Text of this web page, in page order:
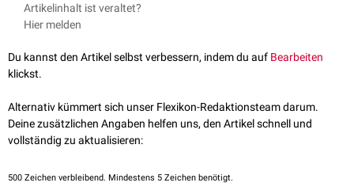
Artikelinhalt ist veraltet?
Hier melden
Du kannst den Artikel selbst verbessern, indem du auf Bearbeiten
klickst.
Alternativ kümmert sich unser Flexikon-Redaktionsteam darum.
Deine zusätzlichen Angaben helfen uns, den Artikel schnell und
vollständig zu aktualisieren:
500 Zeichen verbleibend. Mindestens 5 Zeichen benötigt.